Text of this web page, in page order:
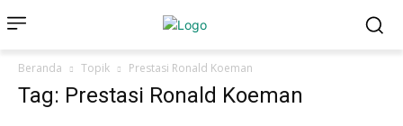
Beranda Topik Prestasi Ronald Koeman
Tag: Prestasi Ronald Koeman